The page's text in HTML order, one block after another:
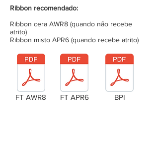
Ribbon recomendado:
Ribbon cera AWR8 (quando não recebe
atrito)
Ribbon misto APR6 (quando recebe atrito)
FT AWR8 FT APR6 BPI